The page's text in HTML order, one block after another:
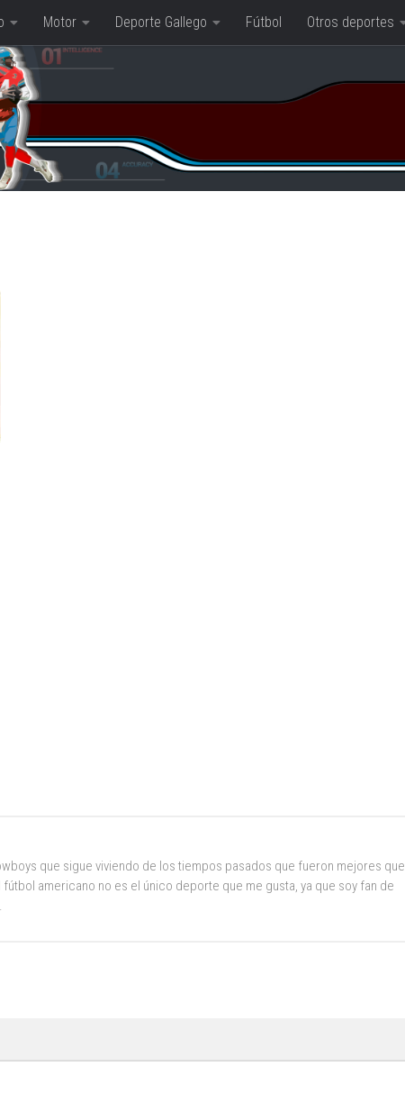
Motor Deporte Gallego Fútbol Otros deportes
que sigue viviendo de los tiempos pasados que fueron mejores que
fútbol americano no es el único deporte que me gusta, ya que soy fan de